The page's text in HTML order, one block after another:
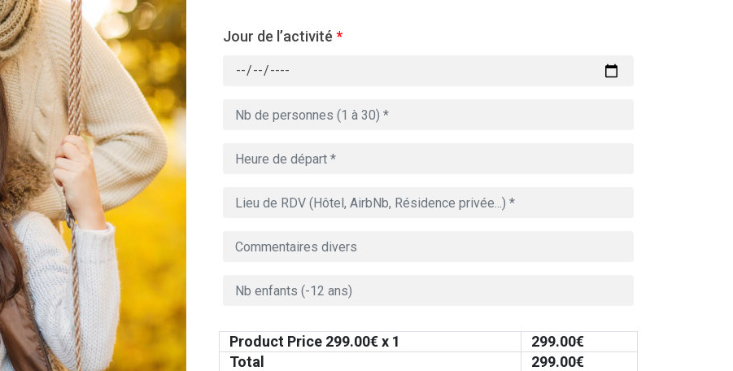
Jour de l’activité *
Product Price 299.00€ x 1 299.00€
Total
299.00€